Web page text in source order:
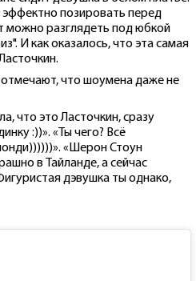
эффектно позировать перед
можно разглядеть под юбкой
И как оказалось, что эта самая
что шоумена даже не
что это Ласточкин, сразу
:))». «Ты чего? Всё
«Шерон Стоун
в Тайланде, а сейчас
дэвушка ты однако,